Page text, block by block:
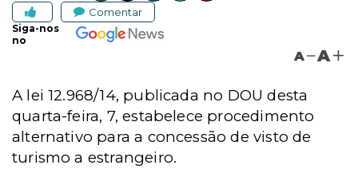
Comentar
Siga-nos
no
A A
A lei 12.968/14, publicada no DOU desta
quarta-feira, 7, estabelece procedimento
alternativo para a concessão de visto de
turismo a estrangeiro.